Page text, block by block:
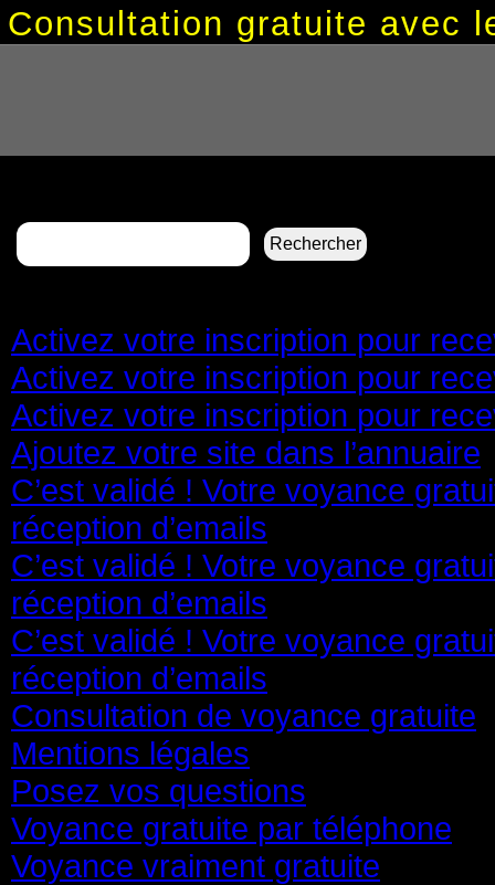
Consultation gratuite avec
Rechercher :
Activez votre inscription pour
Activez votre inscription pour
Activez votre inscription pour
Ajoutez votre site dans l’annuaire
C’est validé ! Votre voyance
réception d’emails
C’est validé ! Votre voyance
réception d’emails
C’est validé ! Votre voyance
réception d’emails
Consultation de voyance gratuite
Mentions légales
Posez vos questions
Voyance gratuite par téléphone
Voyance vraiment gratuite